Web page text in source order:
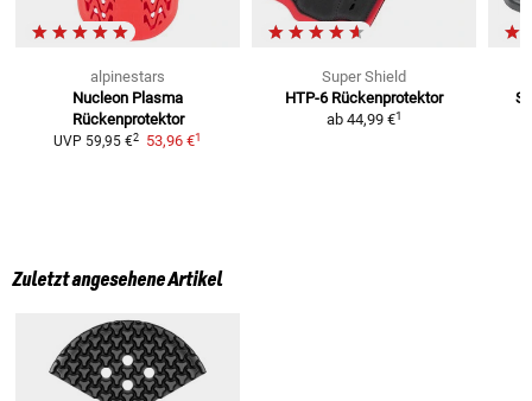
alpinestars
Nucleon Plasma
Rückenprotektor
UVP 59,95 €2 53,96 €1
Super Shield
HTP-6 Rückenprotektor
ab 44,99 €1
Zuletzt angesehene Artikel